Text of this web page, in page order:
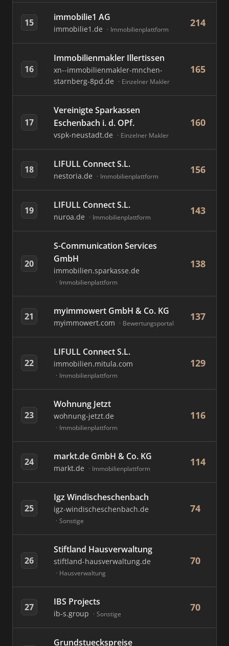
15 immobilie1 AG
immobilie1.de Immobilienplattform
214
16
Immobilienmakler Illertissen
xn--immobilienmakler-mnchen-
starnberg-8pd.de
Einzelner Makler
165
17
Vereinigte Sparkassen
Eschenbach i. d. OPf.
vspk-neustadt.de Einzelner Makler
160
18 LIFULL Connect S.L.
nestoria.de Immobilienplattform
156
19 LIFULL Connect S.L.
nuroa.de Immobilienplattform
143
20
S-Communication Services
GmbH
immobilien.sparkasse.de
Immobilienplattform
138
21 myimmowert GmbH & Co. KG
myimmowert.com Bewertungsportal
137
22
LIFULL Connect S.L.
immobilien.mitula.com
Immobilienplattform
129
23
Wohnung Jetzt
wohnung-jetzt.de
Immobilienplattform
116
24 markt.de GmbH & Co. KG
markt.de Immobilienplattform
114
25
Igz Windischeschenbach
igz-windischeschenbach.de
Sonstige
74
26
Stiftland Hausverwaltung
stiftland-hausverwaltung.de
Hausverwaltung
70
27 IBS Projects
ib-s.group Sonstige
70
Grundstueckspreise